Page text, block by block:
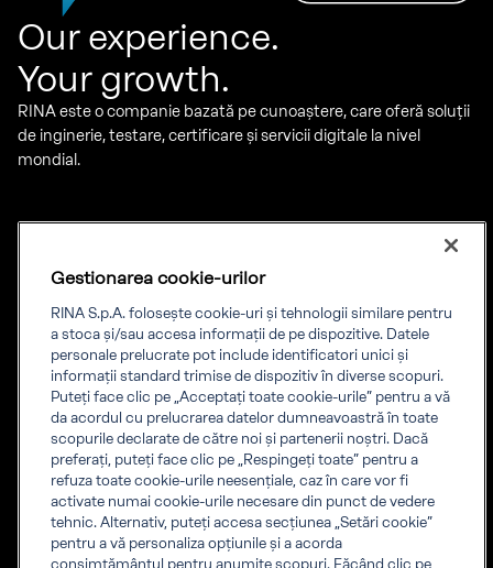
Our experience.
Your growth.
RINA este o companie bazată pe cunoaștere, care oferă soluții
de inginerie, testare, certificare și servicii digitale la nivel
mondial.
Energie
Marină
Conformitate cu cerintele
Diversitate, echitate și
incluziune
Sustainabilitate
Guvernanța
Valorile noastre
Lucrează pentru RINA
Instrumente
Lista certificate
Certification Member
Area
Companie
Cookie
Informații despre
companie
Gestionarea cookie-urilor
RINA S.p.A. folosește cookie-uri și tehnologii similare pentru
a stoca și/sau accesa informații de pe dispozitive. Datele
personale prelucrate pot include identificatori unici și
informații standard trimise de dispozitiv în diverse scopuri.
Puteți face clic pe „Acceptați toate cookie-urile” pentru a vă
da acordul cu prelucrarea datelor dumneavoastră în toate
scopurile declarate de către noi și partenerii noștri. Dacă
preferați, puteți face clic pe „Respingeți toate” pentru a
refuza toate cookie-urile neesențiale, caz în care vor fi
activate numai cookie-urile necesare din punct de vedere
tehnic. Alternativ, puteți accesa secțiunea „Setări cookie”
pentru a vă personaliza opțiunile și a acorda
consimțământul pentru anumite scopuri. Făcând clic pe